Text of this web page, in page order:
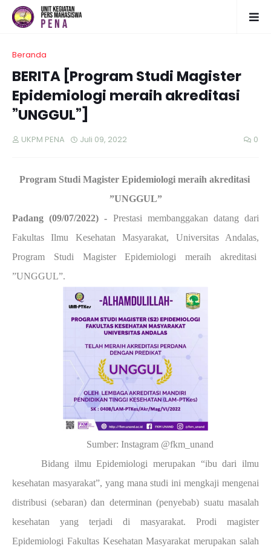
Beranda
BERITA [Program Studi Magister
Epidemiologi meraih akreditasi
”UNGGUL”]
UKPM PENA Juli 09, 2022 0
Program Studi Magister Epidemiologi meraih akreditasi
”UNGGUL”
Padang (09/07/2022) - Prestasi membanggakan datang dari
Fakultas Ilmu Kesehatan Masyarakat, Universitas Andalas,
Program Studi Magister Epidemiologi meraih akreditasi
”UNGGUL”.
Sumber: Instagram @fkm_unand
Bidang ilmu Epidemiologi merupakan “ibu dari ilmu
kesehatan masyarakat”, yang mana studi ini mengkaji mengenai
distribusi (sebaran) dan determinan (penyebab) suatu masalah
kesehatan yang terjadi di masyarakat. Prodi magister
Epidemiologi Fakultas Kesehatan Masyarakat merupakan salah